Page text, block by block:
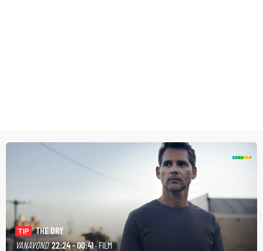
TIP
THE DRY
VANAVOND 22:24 - 00:41· FILM